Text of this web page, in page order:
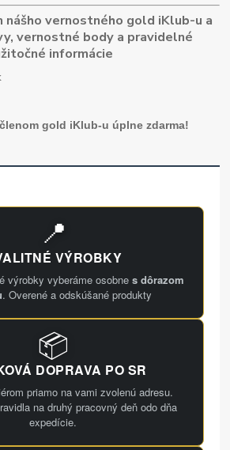
vernostného gold iKlub-u a
vernostné body a pravidelné
informácie
gold iKlub-u úplne zdarma!
📍
VÝROBKY
výrobky vyberáme osobne s dôrazom
. Overené a odskúšané produkty
📦
DOPRAVA PO SR
priamo na vami zvolenú adresu.
na druhý pracovný deň odo dňa
expedície.